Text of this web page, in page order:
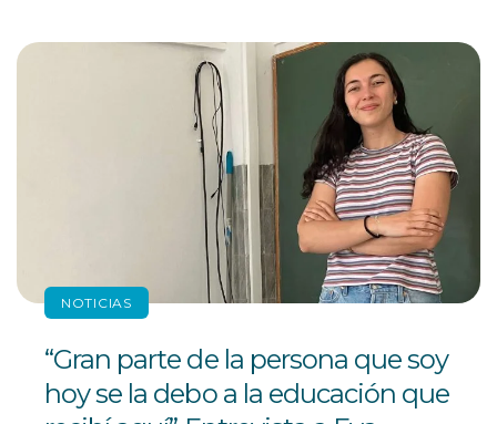
NOTICIAS
“Gran parte de la persona que soy
hoy se la debo a la educación que